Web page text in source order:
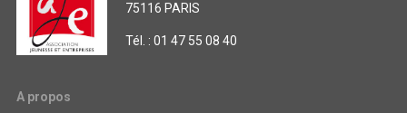
75116 PARIS
Tél. : 01 47 55 08 40
A propos